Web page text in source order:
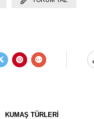
KUMAŞ TÜRLERI